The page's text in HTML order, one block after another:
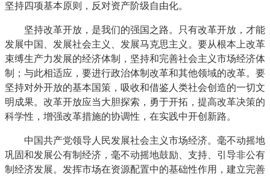
坚持四项基本原则，反对资产阶级自由化。
坚持改革开放，是我们的强国之路。只有改革开放，才能
发展中国、发展社会主义、发展马克思主义。要从根本上改革
束缚生产力发展的经济体制，坚持和完善社会主义市场经济体
制；与此相适应，要进行政治体制改革和其他领域的改革。要
坚持对外开放的基本国策，吸收和借鉴人类社会创造的一切文
明成果。改革开放应当大胆探索，勇于开拓，提高改革决策的
科学性，增强改革措施的协调性，在实践中开创新路。
中国共产党领导人民发展社会主义市场经济。毫不动摇地
巩固和发展公有制经济，毫不动摇地鼓励、支持、引导非公有
制经济发展。发挥市场在资源配置中的基础性作用，建立完善